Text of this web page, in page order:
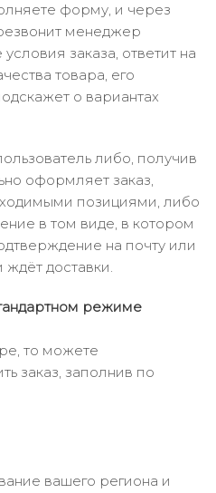
форму, и через
менеджер
заказа, ответит на
товара, его
о вариантах
либо, получив
оформляет заказ,
позициями, либо
в том виде, в котором
на почту или
доставки.
режиме
то можете
заказ, заполнив по
вашего региона и